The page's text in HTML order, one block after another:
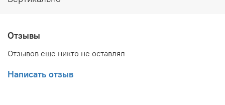
Отзывы
Отзывов еще никто не оставлял
Написать отзыв